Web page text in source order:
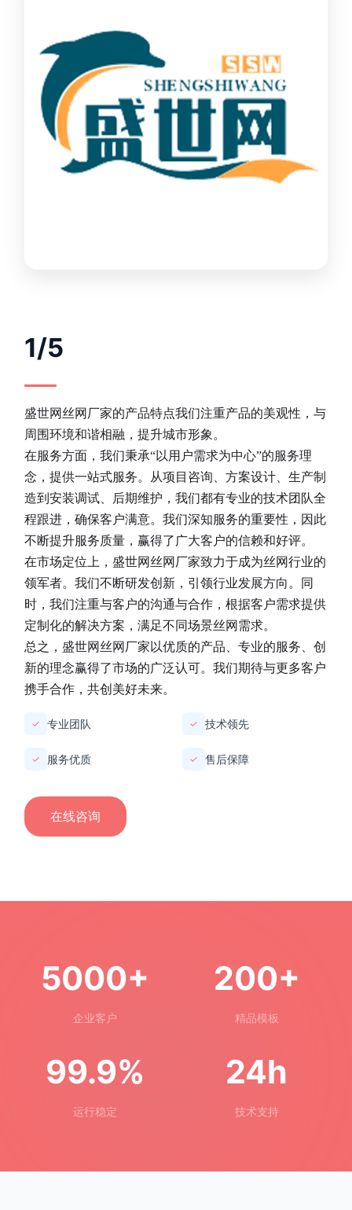
1/5
盛世网丝网厂家的产品特点我们注重产品的美观性，与
周围环境和谐相融，提升城市形象。
在服务方面，我们秉承“以用户需求为中心”的服务理
念，提供一站式服务。从项目咨询、方案设计、生产制
造到安装调试、后期维护，我们都有专业的技术团队全
程跟进，确保客户满意。我们深知服务的重要性，因此
不断提升服务质量，赢得了广大客户的信赖和好评。
在市场定位上， 盛世网丝网厂家致力于成为丝网行业的
领军者。我们不断研发创新，引领行业发展方向。同
时，我们注重与客户的沟通与合作，根据客户需求提供
定制化的解决方案，满足不同场景丝网需求。
总之， 盛世网丝网厂家以优质的产品、专业的服务、创
新的理念赢得了市场的广泛认可。我们期待与更多客户
携手合作，共创美好未来。
✓ 专业团队 ✓ 技术领先
✓ 服务优质 ✓ 售后保障
在线咨询
5000+
企业客户
200+
精品模板
99.9%
运行稳定
24h
技术支持